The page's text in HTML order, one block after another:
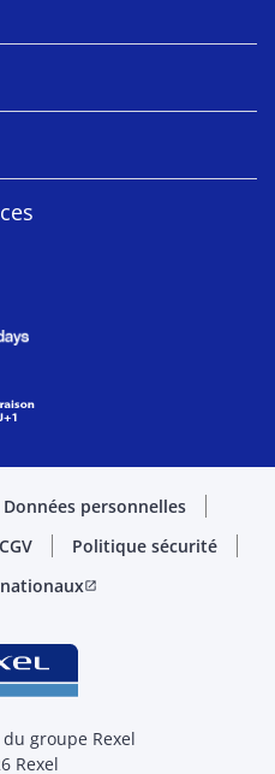
Données personnelles
CGV
Politique sécurité
open_in_new
groupe Rexel
Rexel